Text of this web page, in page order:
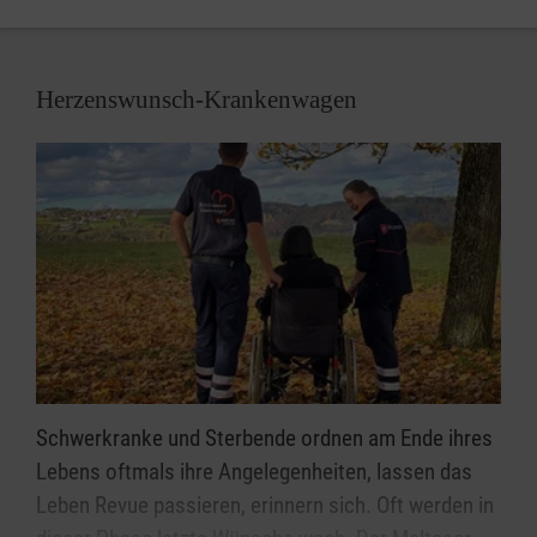
Herzenswunsch-Krankenwagen
Schwerkranke und Sterbende ordnen am Ende ihres
Lebens oftmals ihre Angelegenheiten, lassen das
Leben Revue passieren, erinnern sich. Oft werden in